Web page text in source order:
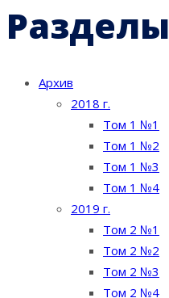
Разделы
Архив
2018 г.
Том 1 №1
Том 1 №2
Том 1 №3
Том 1 №4
2019 г.
Том 2 №1
Том 2 №2
Том 2 №3
Том 2 №4